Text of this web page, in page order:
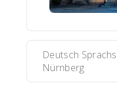
Deutsch
Nürnberg